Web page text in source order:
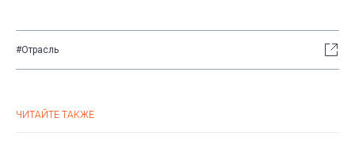
#Отрасль
ЧИТАЙТЕ ТАКЖЕ